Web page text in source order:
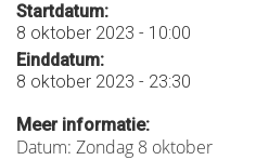
Startdatum:
8 oktober 2023 - 10:00
Einddatum:
8 oktober 2023 - 23:30
Meer informatie:
Datum: Zondag 8 oktober